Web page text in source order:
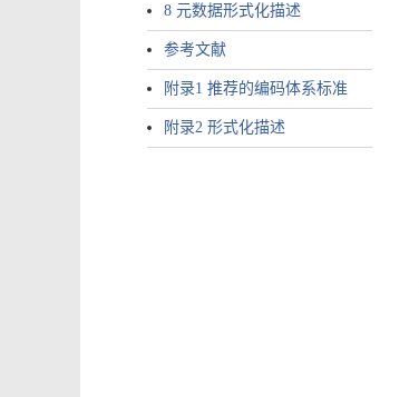
8 元数据形式化描述
参考文献
附录1 推荐的编码体系标准
附录2 形式化描述